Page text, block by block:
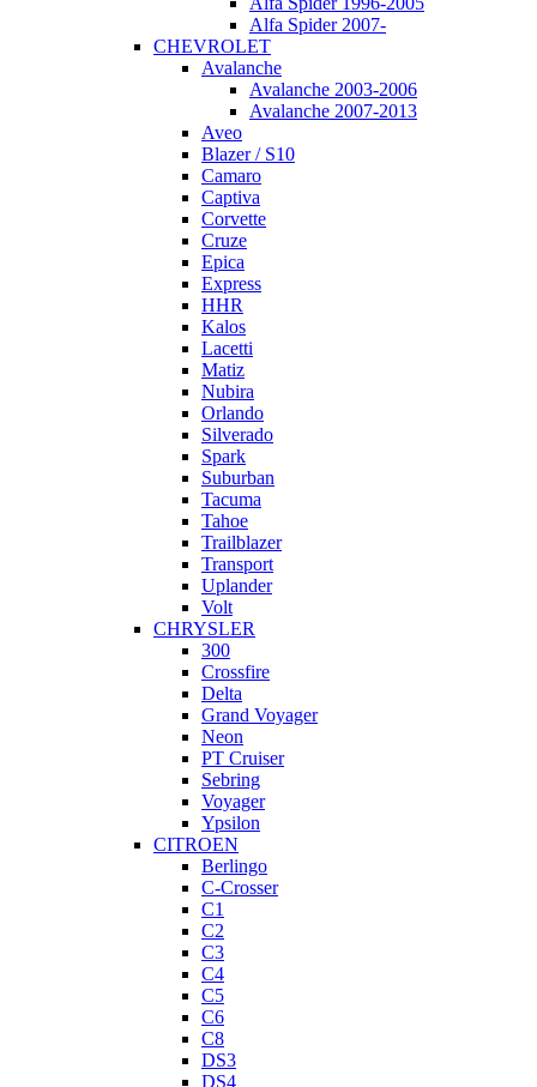
Alfa Spider 2007-
CHEVROLET
Avalanche
Avalanche 2003-2006
Avalanche 2007-2013
Aveo
Blazer / S10
Camaro
Captiva
Corvette
Cruze
Epica
Express
HHR
Kalos
Lacetti
Matiz
Nubira
Orlando
Silverado
Spark
Suburban
Tacuma
Tahoe
Trailblazer
Transport
Uplander
Volt
CHRYSLER
300
Crossfire
Delta
Grand Voyager
Neon
PT Cruiser
Sebring
Voyager
Ypsilon
CITROEN
Berlingo
C-Crosser
C1
C2
C3
C4
C5
C6
C8
DS3
DS4